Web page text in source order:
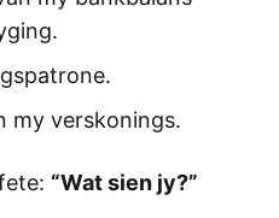
my verskonings.
“Wat sien jy?”